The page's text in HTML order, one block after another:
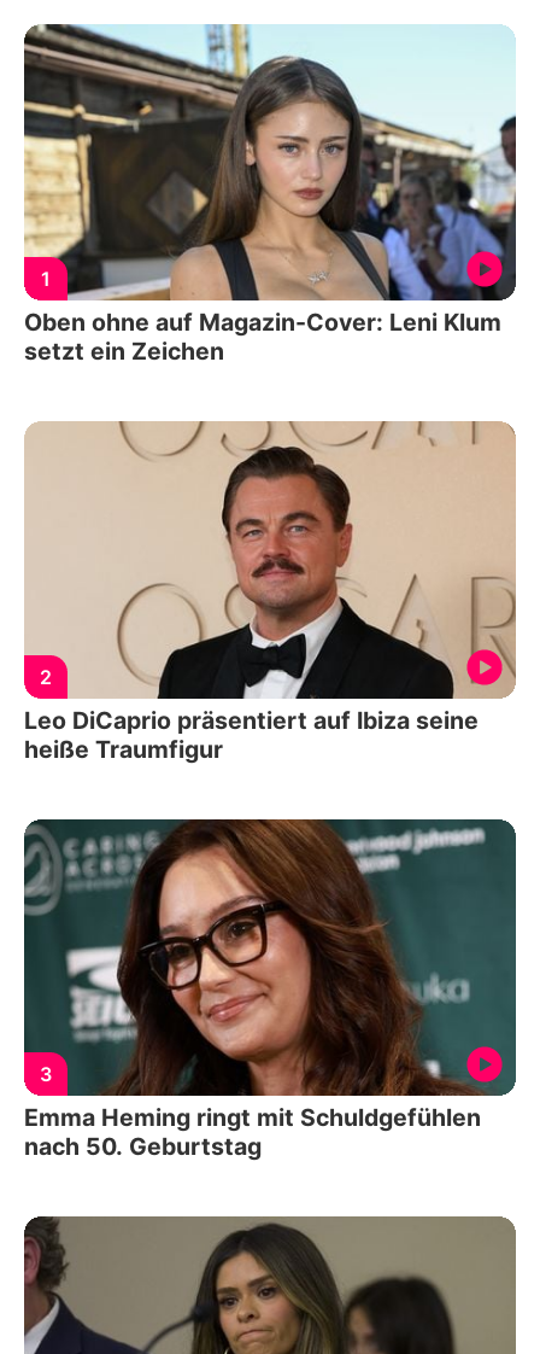
1
Oben ohne auf Magazin-Cover: Leni Klum
setzt ein Zeichen
2
Leo DiCaprio präsentiert auf Ibiza seine
heiße Traumfigur
3
Emma Heming ringt mit Schuldgefühlen
nach 50. Geburtstag